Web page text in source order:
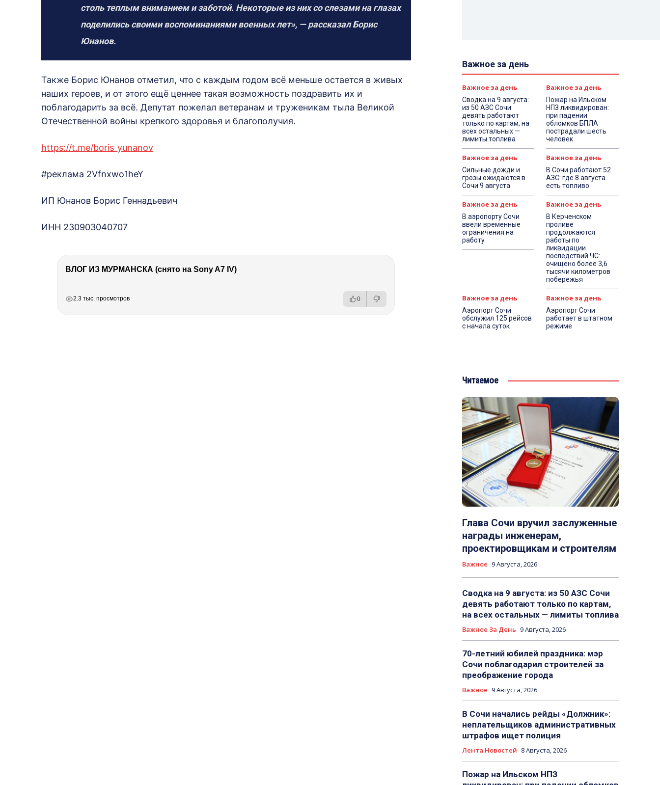
столь теплым вниманием и заботой. Некоторые из них со слезами на глазах
поделились своими воспоминаниями военных лет», — рассказал Борис
Юнанов.
Также Борис Юнанов отметил, что с каждым годом всё меньше остается в живых
наших героев, и от этого ещё ценнее такая возможность поздравить их и
поблагодарить за всё. Депутат пожелал ветеранам и труженикам тыла Великой
Отечественной войны крепкого здоровья и благополучия.
https://t.me/boris_yunanov
#реклама 2Vfnxwo1heY
ИП Юнанов Борис Геннадьевич
ИНН 230903040707
ВЛОГ ИЗ МУРМАНСКА (снято на Sony A7 IV)
2.3 тыс. просмотров 0
Важное за день
Важное за день
Сводка на 9 августа:
из 50 АЗС Сочи
девять работают
только по картам, на
всех остальных —
лимиты топлива
Важное за день
Пожар на Ильском
НПЗ ликвидирован:
при падении
обломков БПЛА
пострадали шесть
человек
Важное за день
Сильные дожди и
грозы ожидаются в
Сочи 9 августа
Важное за день
В Сочи работают 52
АЗС: где 8 августа
есть топливо
Важное за день
В аэропорту Сочи
ввели временные
ограничения на
работу
Важное за день
В Керченском
проливе
продолжаются
работы по
ликвидации
последствий ЧС:
очищено более 3,6
тысячи километров
побережья
Важное за день
Аэропорт Сочи
обслужил 125 рейсов
с начала суток
Важное за день
Аэропорт Сочи
работает в штатном
режиме
Читаемое
Глава Сочи вручил заслуженные
награды инженерам,
проектировщикам и строителям
Важное 9 Августа, 2026
Сводка на 9 августа: из 50 АЗС Сочи
девять работают только по картам,
на всех остальных — лимиты топлива
Важное За День 9 Августа, 2026
70-летний юбилей праздника: мэр
Сочи поблагодарил строителей за
преображение города
Важное 9 Августа, 2026
В Сочи начались рейды «Должник»:
неплательщиков административных
штрафов ищет полиция
Лента Новостей 8 Августа, 2026
Пожар на Ильском НПЗ